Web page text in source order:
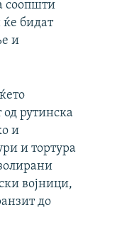
соопшти
ќе бидат
и
рутинска
и
и тортура
војници,
до